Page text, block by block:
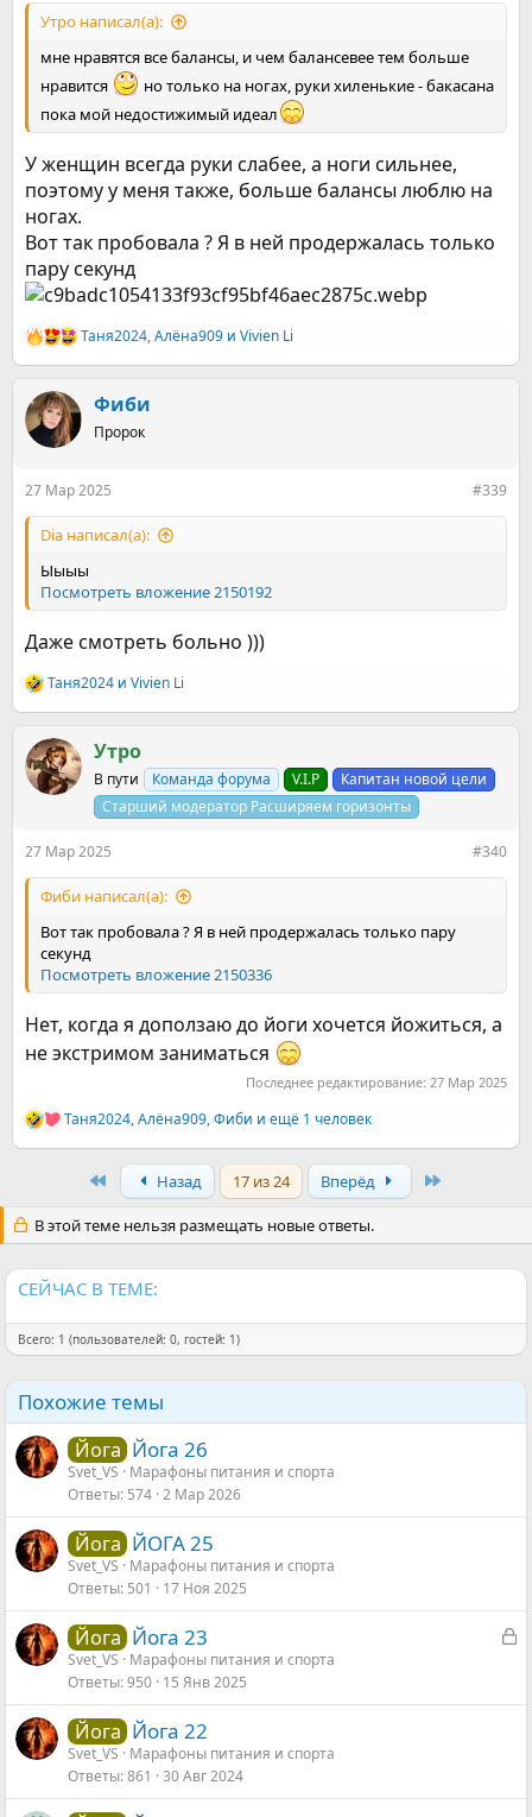
Утро написал(а):
мне нравятся все балансы, и чем балансевее тем больше
нравится
но только на ногах, руки хиленькие - бакасана
пока мой недостижимый идеал
У женщин всегда руки слабее, а ноги сильнее,
поэтому у меня также, больше балансы люблю на
ногах.
Вот так пробовала ? Я в ней продержалась только
пару секунд
Р
е
к
ц
и
Таня2024,Алёна909 и Vivien Li
Фиби
Пророк
27 Мар 2025 #339
Dia написал(а):
Ыыыы
Посмотреть вложение 2150192
Даже смотреть больно )))
Р
е
к
ц
и
Таня2024 и Vivien Li
Утро
В пути Команда форума V.I.P
Капитан новой цели
Старший модератор Расширяем горизонты
27 Мар 2025 #340
Фиби написал(а):
Вот так пробовала ? Я в ней продержалась только пару
секунд
Посмотреть вложение 2150336
Нет, когда я доползаю до йоги хочется йожиться, а
не экстримом заниматься
Последнее редактирование: 27 Мар 2025
Р
е
и
и
Таня2024,Алёна909,Фиби и ещё 1 человек
Назад 17 из 24 Вперёд
В этой теме нельзя размещать новые ответы.
СЕЙЧАС В ТЕМЕ:
Всего: 1 (пользователей: 0, гостей: 1)
Похожие темы
Йога Йога 26
Svet_VS
Марафоны питания и спорта
Ответы 574 2 Мар 2026
Йога ЙОГА 25
Svet_VS
Марафоны питания и спорта
Ответы 501 17 Ноя 2025
З
р
а
Йога Йога 23
Svet_VS
Марафоны питания и спорта
Ответы 950 15 Янв 2025
Йога Йога 22
Svet_VS
Марафоны питания и спорта
Ответы 861 30 Авг 2024